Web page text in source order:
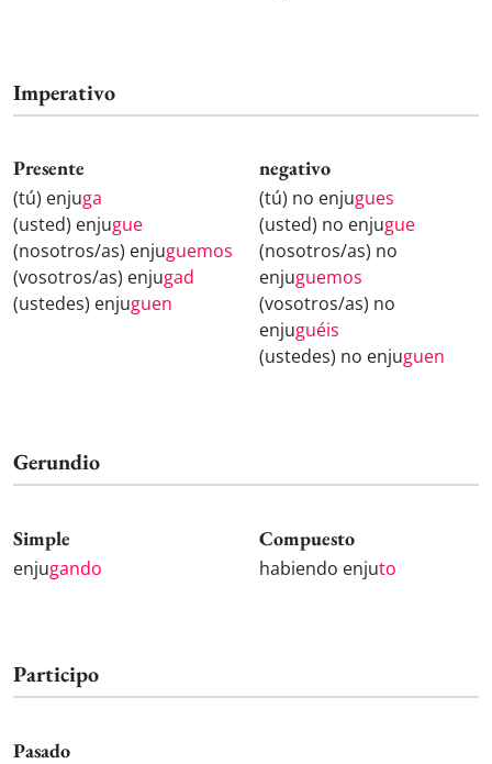
Imperativo
Presente
(tú) enjuga
(usted) enjugue
(nosotros/as) enjuguemos
(vosotros/as) enjugad
(ustedes) enjuguen
negativo
(tú) no enjugues
(usted) no enjugue
(nosotros/as) no
enjuguemos
(vosotros/as) no
enjuguéis
(ustedes) no enjuguen
Gerundio
Simple
enjugando
Compuesto
habiendo enjuto
Participo
Pasado